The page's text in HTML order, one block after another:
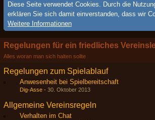
Diese Seite verwendet Cookies. Durch die
erklären Sie sich damit einverstanden, dass wir
Weitere Informationen
Regelungen für ein friedliches
Alles woran man sich halten sollte
Regelungen zum Spielablauf
Anwesenheit bei Spielbereitschaft
Dig-Asse - 30. Oktober 2013
Allgemeine Vereinsregeln
Verhalten im Chat